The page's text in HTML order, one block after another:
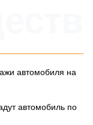
автомобиля на
автомобиль по